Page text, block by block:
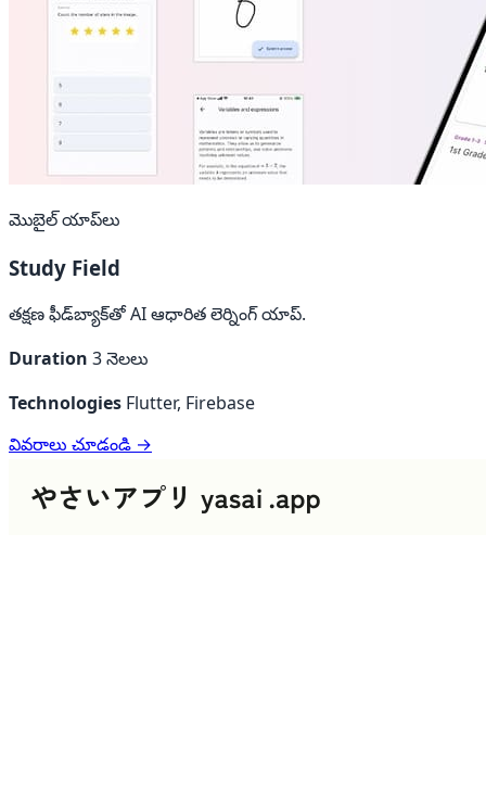
మొబైల్ యాప్‌లు
Study Field
తక్షణ ఫీడ్‌బ్యాక్‌తో AI ఆధారిత లెర్నింగ్ యాప్.
Duration 3 నెలలు
Technologies Flutter, Firebase
వివరాలు చూడండి →